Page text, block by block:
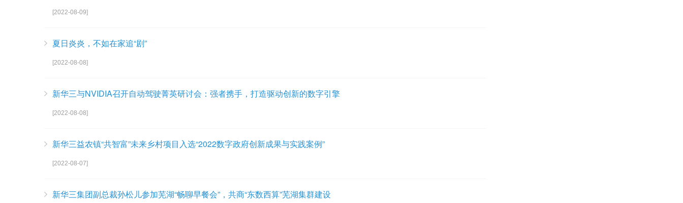
[2022-08-09]
夏日炎炎，不如在家追“剧”
[2022-08-08]
新华三与NVIDIA召开自动驾驶菁英研讨会：强者携手，打造驱动创新的数字引擎
[2022-08-08]
新华三益农镇“共智富”未来乡村项目入选“2022数字政府创新成果与实践案例”
[2022-08-07]
新华三集团副总裁孙松儿参加芜湖“畅聊早餐会”，共商“东数西算”芜湖集群建设